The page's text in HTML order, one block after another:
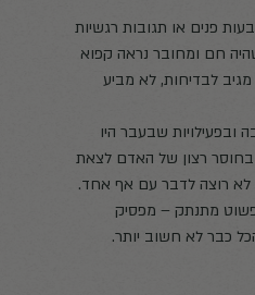
פנים או תגובות רגשיות
חם ומחובר נראה קפוא
לבדיחות, לא מביע
ובפעילויות שבעבר היו
רצון של האדם לצאת
לא רוצה לדבר עם אף אחד.
מתנתק – מפסיק
כבר לא חשוב יותר.